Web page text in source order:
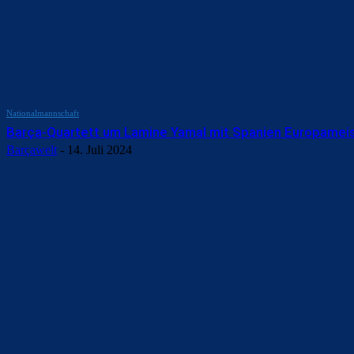
Nationalmannschaft
Barça-Quartett um Lamine Yamal mit Spanien
Barçawelt - 14. Juli 2024